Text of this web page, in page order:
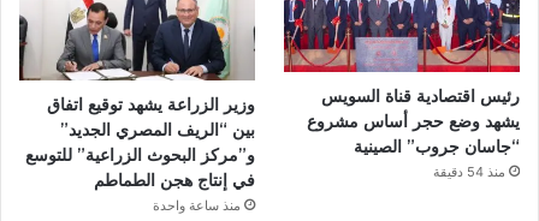
رئيس اقتصادية قناة السويس
يشهد وضع حجر أساس مشروع
“جاسان جروب” الصينية
منذ 54 دقيقة
وزير الزراعة يشهد توقيع اتفاق
بين “الريف المصري الجديد”
و”مركز البحوث الزراعية” للتوسع
في إنتاج هجن الطماطم
منذ ساعة واحدة